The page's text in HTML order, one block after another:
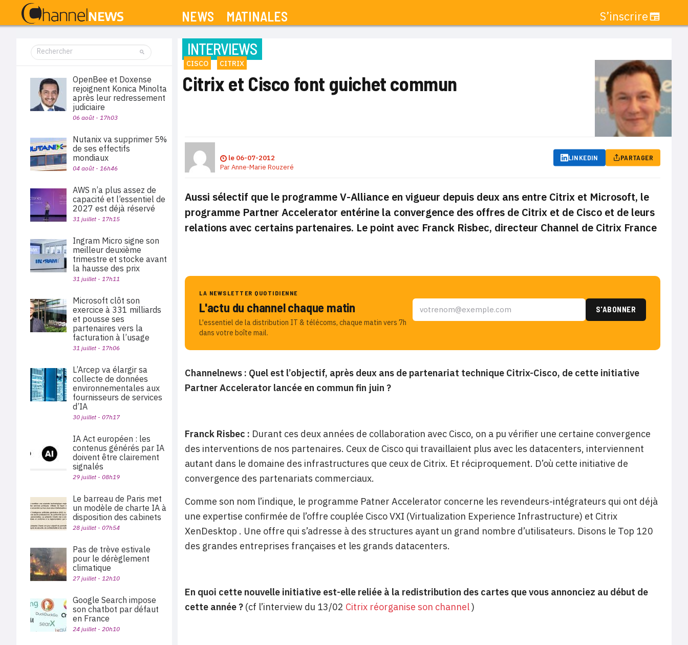
NEWS MATINALES S’inscrire
INTERVIEWS
CISCO CITRIX
Citrix et Cisco font guichet commun
le 06-07-2012
ParAnne-Marie Rouzeré
LINKEDIN PARTAGER
Aussi sélectif que le programme V-Alliance en vigueur depuis deux ans entre Citrix et Microsoft, le
programme Partner Accelerator entérine la convergence des offres de Citrix et de Cisco et de leurs
relations avec certains partenaires. Le point avec Franck Risbec, directeur Channel de Citrix France
LA NEWSLETTER QUOTIDIENNE
L'actu du channel chaque matin
L'essentiel de la distribution IT & télécoms, chaque matin vers 7h
dans votre boîte mail.
Channelnews : Quel est l’objectif, après deux ans de partenariat technique Citrix-Cisco, de cette initiative
Partner Accelerator lancée en commun fin juin ?
Franck Risbec : Durant ces deux années de collaboration avec Cisco, on a pu vérifier une certaine convergence
des interventions de nos partenaires. Ceux de Cisco qui travaillaient plus avec les datacenters, interviennent
autant dans le domaine des infrastructures que ceux de Citrix. Et réciproquement. D’où cette initiative de
convergence des partenariats commerciaux.
Comme son nom l’indique, le programme Patner Accelerator concerne les revendeurs-intégrateurs qui ont déjà
une expertise confirmée de l’offre couplée Cisco VXI (Virtualization Experience Infrastructure) et Citrix
XenDesktop . Une offre qui s’adresse à des structures ayant un grand nombre d’utilisateurs. Disons le Top 120
des grandes entreprises françaises et les grands datacenters.
En quoi cette nouvelle initiative est-elle reliée à la redistribution des cartes que vous annonciez au début de
cette année ? (cf l’interview du 13/02 Citrix réorganise son channel)
OpenBee et Doxense
rejoignent Konica Minolta
après leur redressement
judiciaire
06 août - 17h03
Nutanix va supprimer 5%
de ses effectifs
mondiaux
04 août - 16h46
AWS n’a plus assez de
capacité et l’essentiel de
2027 est déjà réservé
31 juillet - 17h15
Ingram Micro signe son
meilleur deuxième
trimestre et stocke avant
la hausse des prix
31 juillet - 17h11
Microsoft clôt son
exercice à 331 milliards
et pousse ses
partenaires vers la
facturation à l’usage
31 juillet - 17h06
L’Arcep va élargir sa
collecte de données
environnementales aux
fournisseurs de services
d’IA
30 juillet - 07h17
IA Act européen : les
contenus générés par IA
doivent être clairement
signalés
29 juillet - 08h19
Le barreau de Paris met
un modèle de charte IA à
disposition des cabinets
28 juillet - 07h54
Pas de trève estivale
pour le dérèglement
climatique
27 juillet - 12h10
Google Search impose
son chatbot par défaut
en France
24 juillet - 20h10